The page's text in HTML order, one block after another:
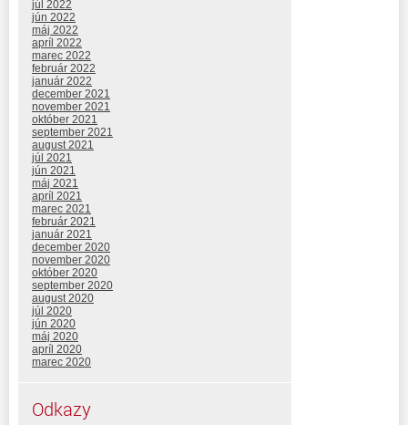
júl 2022
jún 2022
máj 2022
apríl 2022
marec 2022
február 2022
január 2022
december 2021
november 2021
október 2021
september 2021
august 2021
júl 2021
jún 2021
máj 2021
apríl 2021
marec 2021
február 2021
január 2021
december 2020
november 2020
október 2020
september 2020
august 2020
júl 2020
jún 2020
máj 2020
apríl 2020
marec 2020
Odkazy